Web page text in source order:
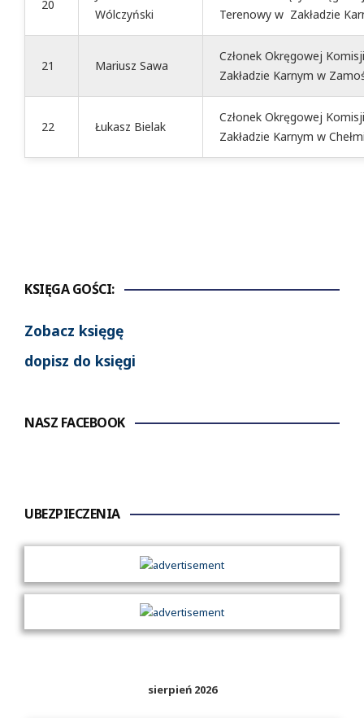
20
Wólczyński
Terenowy w Zakładzie
21 Mariusz Sawa
Członek Okręgowej
Zakładzie Karnym w
22 Łukasz Bielak
Członek Okręgowej
Zakładzie Karnym w
KSIĘGA GOŚCI:
Zobacz księgę
dopisz do księgi
NASZ FACEBOOK
UBEZPIECZENIA
sierpień 2026